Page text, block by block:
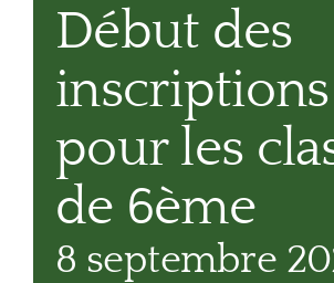
Début des
inscriptions
pour les
de 6ème
8 septembre